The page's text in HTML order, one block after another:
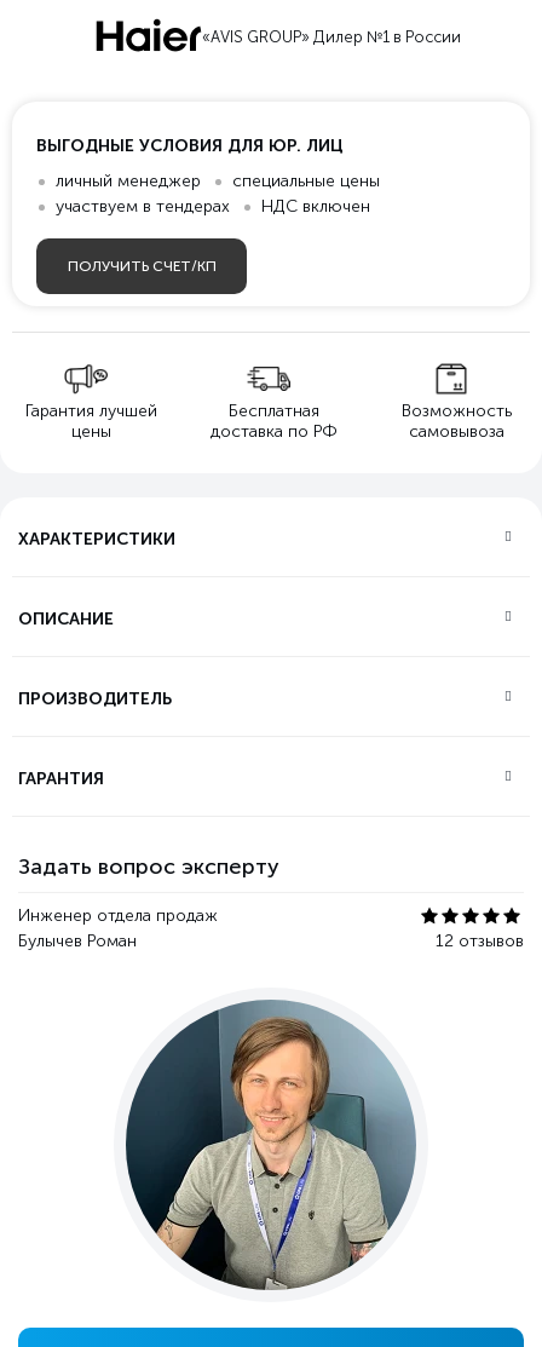
«AVIS GROUP» Дилер №1 в России
ВЫГОДНЫЕ УСЛОВИЯ ДЛЯ ЮР. ЛИЦ
личный менеджер
специальные цены
участвуем в тендерах
НДС включен
ПОЛУЧИТЬ СЧЕТ/КП
Гарантия лучшей
цены
Бесплатная
доставка по РФ
Возможность
самовывоза
Задать вопрос эксперту
Инженер отдела продаж
Булычев Роман
12 отзывов
ХАРАКТЕРИСТИКИ
ОПИСАНИЕ
ПРОИЗВОДИТЕЛЬ
ГАРАНТИЯ